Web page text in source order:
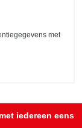
met
iedereen eens